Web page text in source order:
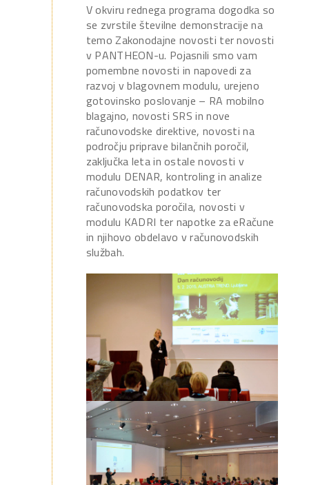
V okviru rednega programa dogodka so
se zvrstile številne demonstracije na
temo Zakonodajne novosti ter novosti
v PANTHEON-u. Pojasnili smo vam
pomembne novosti in napovedi za
razvoj v blagovnem modulu, urejeno
gotovinsko poslovanje – RA mobilno
blagajno, novosti SRS in nove
računovodske direktive, novosti na
področju priprave bilančnih poročil,
zaključka leta in ostale novosti v
modulu DENAR, kontroling in analize
računovodskih podatkov ter
računovodska poročila, novosti v
modulu KADRI ter napotke za eRačune
in njihovo obdelavo v računovodskih
službah.